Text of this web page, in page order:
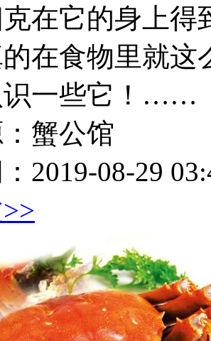
在它的身上得
在食物里就这
识一些它！……
蟹公馆
2019-08-29